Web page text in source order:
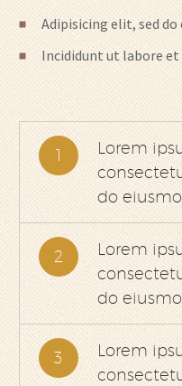
Adipisicing elit, sed do
Incididunt ut labore
1
Lorem
do
2
Lorem
do
3
Lorem